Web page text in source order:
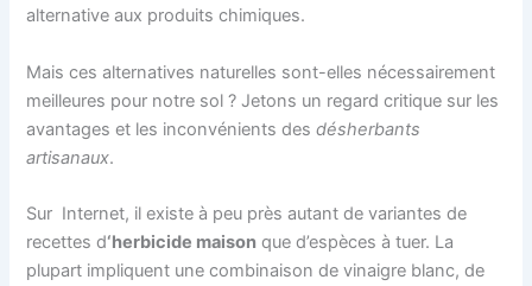
alternative aux produits chimiques.
Mais ces alternatives naturelles sont-elles nécessairement
meilleures pour notre sol ? Jetons un regard critique sur les
avantages et les inconvénients desdésherbants
artisanaux.
Sur Internet, il existe à peu près autant de variantes de
recettes d‘herbicide maison que d’espèces à tuer. La
plupart impliquent une combinaison de vinaigre blanc, de